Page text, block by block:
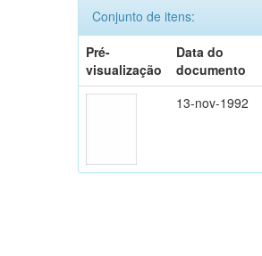
Conjunto de itens:
Pré-
visualização
Data do
documento
13-nov-1992